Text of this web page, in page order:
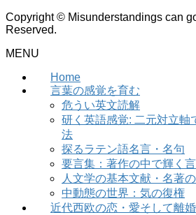
Copyright © Misunderstandings can
Reserved.
MENU
Home
言葉の感覚を育む
危うい英文読解
研く英語感覚: 二元対立軸
法
探るラテン語名言・名句
要言集：著作の中で輝く
人文学の基本文献・名著
中動態の世界：気の復権
近代西欧の恋・愛そして離婚